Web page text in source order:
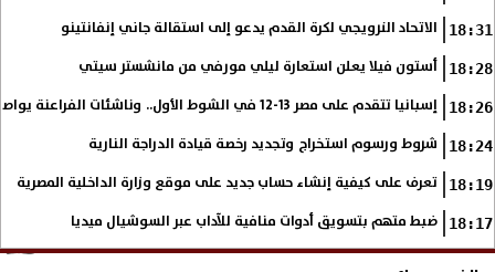
18:31 الاتحاد النرويجي لكرة القدم يدعو إلى استقالة جاني إنفانتينو
18:28 أستون فيلا يعلن استعارة ليلي مورفي من مانشستر سيتي
18:26 إسبانيا تتقدم على مصر 13-12 في الشوط الأول.. وناشئات الفراعنة يواصلن حلم بلوغ نهائي مونديال اليد
18:24 شروط ورسوم استخراج وتجديد رخصة قيادة الدراجة النارية
18:19 تعرف على كيفية إنشاء حساب جديد على موقع وزارة الداخلية المصرية
18:17 ضبط متهم بتسويق أدوات منافية للآداب عبر السوشيال ميديا